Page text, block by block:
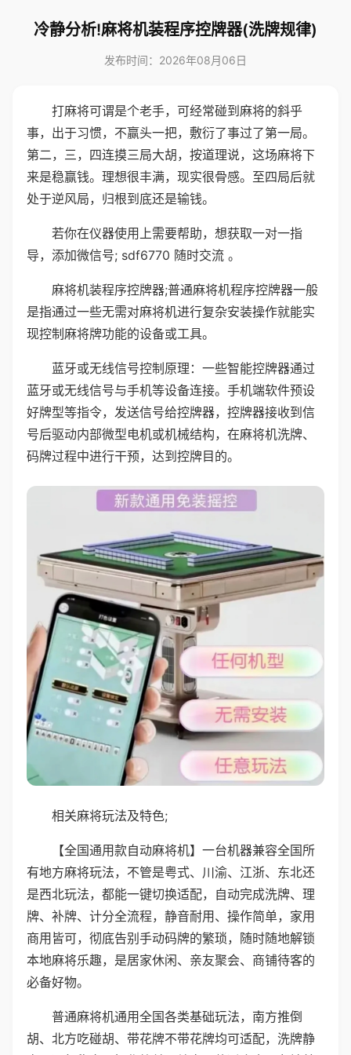
冷静分析!麻将机装程序控牌器(洗牌规律)
发布时间：2026年08月06日
打麻将可谓是个老手，可经常碰到麻将的斜乎
事，出于习惯，不赢头一把，敷衍了事过了第一局。
第二，三，四连摸三局大胡，按道理说，这场麻将下
来是稳赢钱。理想很丰满，现实很骨感。至四局后就
处于逆风局，归根到底还是输钱。
若你在仪器使用上需要帮助，想获取一对一指
导，添加微信号; sdf6770 随时交流 。
麻将机装程序控牌器;普通麻将机程序控牌器一般
是指通过一些无需对麻将机进行复杂安装操作就能实
现控制麻将牌功能的设备或工具。
蓝牙或无线信号控制原理：一些智能控牌器通过
蓝牙或无线信号与手机等设备连接。手机端软件预设
好牌型等指令，发送信号给控牌器，控牌器接收到信
号后驱动内部微型电机或机械结构，在麻将机洗牌、
码牌过程中进行干预，达到控牌目的。
相关麻将玩法及特色;
【全国通用款自动麻将机】一台机器兼容全国所
有地方麻将玩法，不管是粤式、川渝、江浙、东北还
是西北玩法，都能一键切换适配，自动完成洗牌、理
牌、补牌、计分全流程，静音耐用、操作简单，家用
商用皆可，彻底告别手动码牌的繁琐，随时随地解锁
本地麻将乐趣，是居家休闲、亲友聚会、商铺待客的
必备好物。
普通麻将机通用全国各类基础玩法，南方推倒
胡、北方吃碰胡、带花牌不带花牌均可适配，洗牌静